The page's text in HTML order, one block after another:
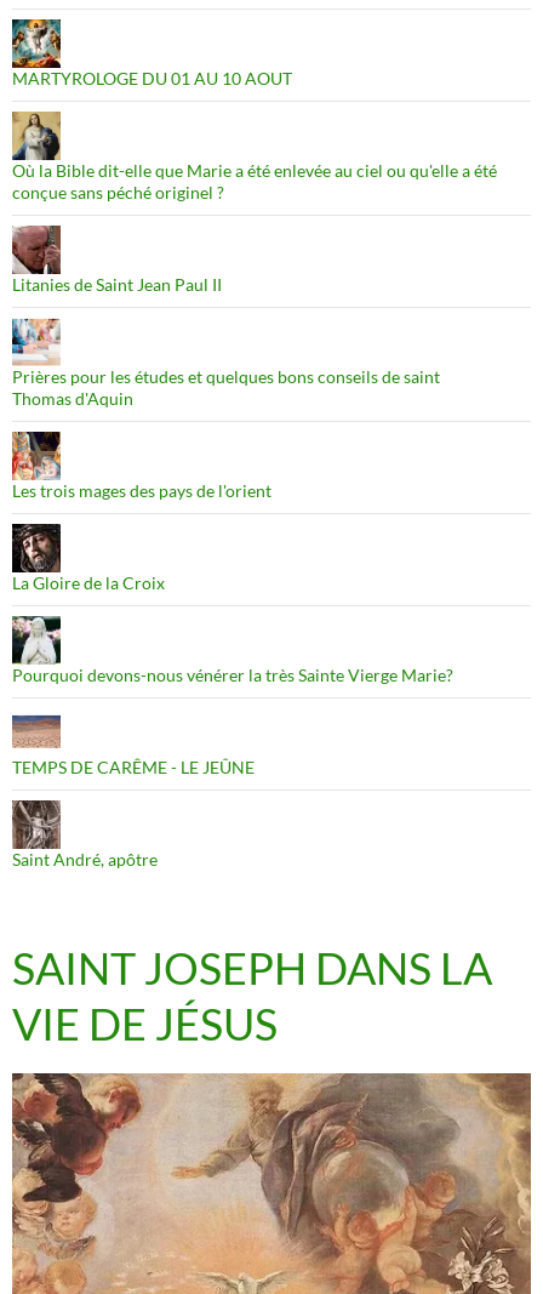
MARTYROLOGE DU 01 AU 10 AOUT
Où la Bible dit-elle que Marie a été enlevée au ciel ou qu'elle a été
conçue sans péché originel ?
Litanies de Saint Jean Paul II
Prières pour les études et quelques bons conseils de saint
Thomas d'Aquin
Les trois mages des pays de l'orient
La Gloire de la Croix
Pourquoi devons-nous vénérer la très Sainte Vierge Marie?
TEMPS DE CARÊME - LE JEÛNE
Saint André, apôtre
SAINT JOSEPH DANS LA
VIE DE JÉSUS